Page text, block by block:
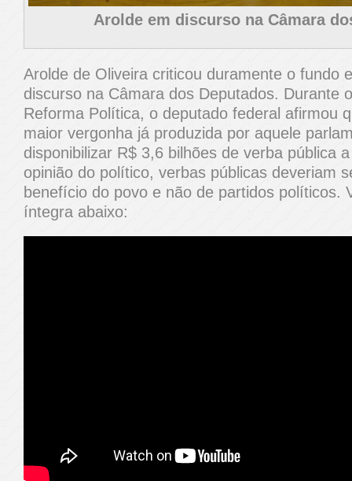
Arolde em discurso na Câmara
Arolde de Oliveira criticou duramente o fundo
discurso na Câmara dos Deputados. Durante
Reforma Política, o deputado federal afirmou
maior vergonha já produzida por aquele
disponibilizar R$ 3,6 bilhões de verba pública
opinião do político, verbas públicas deveriam
benefício do povo e não de partidos políticos.
íntegra abaixo: